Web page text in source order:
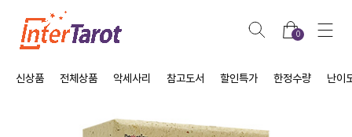
0
신상품 전체상품 악세사리 참고도서 할인특가 한정수량 난이